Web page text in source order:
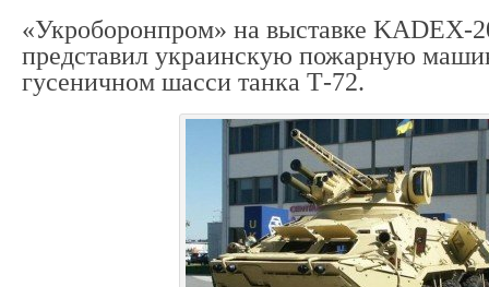
«Укроборонпром» на выставке KADEX-
представил украинскую пожарную
гусеничном шасси танка Т-72.